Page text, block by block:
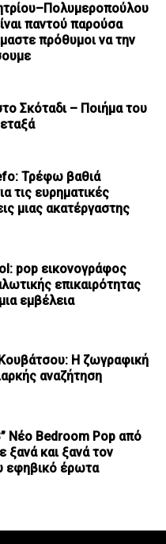
παντού παρούσα
πρόθυμοι να την
Σκόταδι – Ποιήμα του
Τρέφω βαθιά
τις ευρηματικές
μιας ακατέργαστης
pop εικονογράφος
επικαιρότητας
εμβέλεια
Η ζωγραφική
αναζήτηση
Νέο Bedroom Pop από
ξανά και ξανά τον
εφηβικό έρωτα